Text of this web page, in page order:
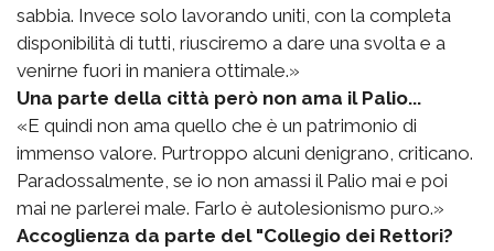
sabbia. Invece solo lavorando uniti, con la completa
disponibilità di tutti, riusciremo a dare una svolta e a
venirne fuori in maniera ottimale.»
Una parte della città però non ama il Palio...
«E quindi non ama quello che è un patrimonio di
immenso valore. Purtroppo alcuni denigrano, criticano.
Paradossalmente, se io non amassi il Palio mai e poi
mai ne parlerei male. Farlo è autolesionismo puro.»
Accoglienza da parte del "Collegio dei Rettori?